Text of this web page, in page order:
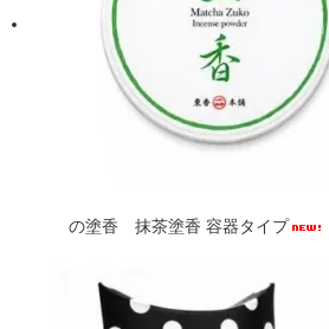
の塗香 抹茶塗香 容器タイプ